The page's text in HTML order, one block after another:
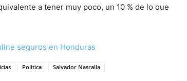
a tener muy poco, un 10 % de lo que
seguros en Honduras
Politica Salvador Nasralla